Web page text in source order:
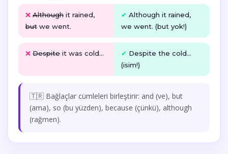
❌ Although it rained,
but we went.
✔ Although it rained,
we went. (but yok!)
❌ Despite it was cold... ✔ Despite the cold...
(isim!)
🇹🇷 Bağlaçlar cümleleri birleştirir: and (ve), but
(ama), so (bu yüzden), because (çünkü), although
(rağmen).